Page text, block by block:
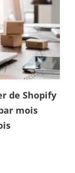
de Shopify
mois